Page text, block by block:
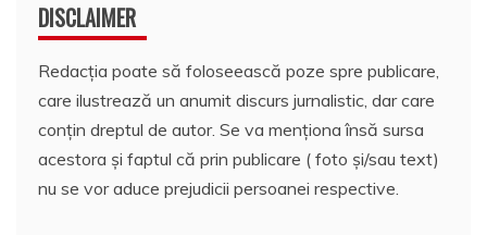
DISCLAIMER
Redacția poate să foloseească poze spre publicare,
care ilustrează un anumit discurs jurnalistic, dar care
conțin dreptul de autor. Se va menționa însă sursa
acestora și faptul că prin publicare ( foto și/sau text)
nu se vor aduce prejudicii persoanei respective.